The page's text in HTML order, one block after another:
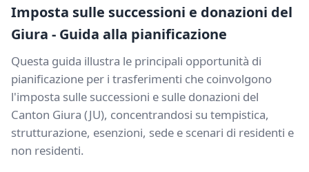
Imposta sulle successioni e donazioni del
Giura - Guida alla pianificazione
Questa guida illustra le principali opportunità di
pianificazione per i trasferimenti che coinvolgono
l'imposta sulle successioni e sulle donazioni del
Canton Giura (JU), concentrandosi su tempistica,
strutturazione, esenzioni, sede e scenari di residenti e
non residenti.